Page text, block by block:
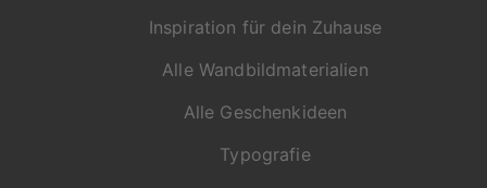
Inspiration für dein Zuhause
Alle Wandbildmaterialien
Alle Geschenkideen
Typografie